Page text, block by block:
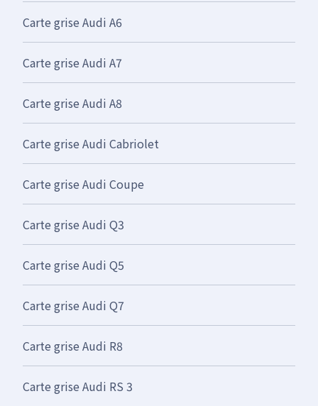
Carte grise Audi A6
Carte grise Audi A7
Carte grise Audi A8
Carte grise Audi Cabriolet
Carte grise Audi Coupe
Carte grise Audi Q3
Carte grise Audi Q5
Carte grise Audi Q7
Carte grise Audi R8
Carte grise Audi RS 3